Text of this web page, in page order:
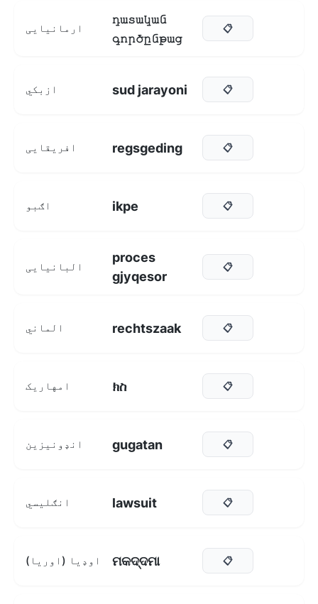
ارمانیایی
դատական
գործընթաց
📋
ازبکي sud jarayoni 📋
افریقایی regsgeding 📋
اګبو ikpe 📋
البانیایی
proces
gjyqesor
📋
الماني rechtszaak 📋
امهاریک ክስ 📋
انډونیزین gugatan 📋
انګلیسي lawsuit 📋
اوډیا (اوریا) ମକଦ୍ଦମା 📋